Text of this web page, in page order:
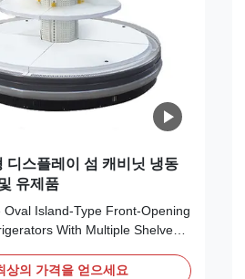
디스플레이 섬 캐비닛 냉동
유제품
Oval Island-Type Front-Opening
With Multiple Shelves
This refrigerated
상의 가격을 얻으세요